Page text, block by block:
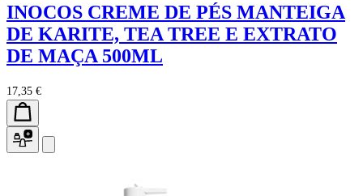
INOCOS CREME DE PÉS MANTEIGA
DE KARITE, TEA TREE E EXTRATO
DE MAÇA 500ML
17,35 €